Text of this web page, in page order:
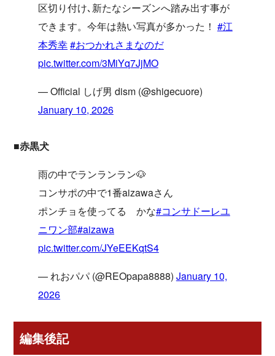
区切り付け､新たなシーズンへ踏み出す事が
できます。今年は熱い写真が多かった！ #江
本秀幸#おつかれさまなのだ
pic.twitter.com/3MiYq7JjMO
— Official しげ男 dism (@shigecuore)
January 10, 2026
■赤黒犬
雨の中でランランラン🐶
コンサポの中で1番aizawaさん
ポンチョを使ってる かな#コンサドーレユ
ニワン部#aizawa
pic.twitter.com/JYeEEKqtS4
— れおパパ (@REOpapa8888) January 10,
2026
編集後記